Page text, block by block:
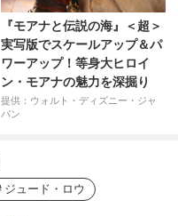
『モアナと伝説の海』＜超＞
実写版でスケールアップ＆パ
ワーアップ！等身大ヒロイ
ン・モアナの魅力を深掘り
提供：ウォルト・ディズニー・ジャ
パン
ジュード・ロウ